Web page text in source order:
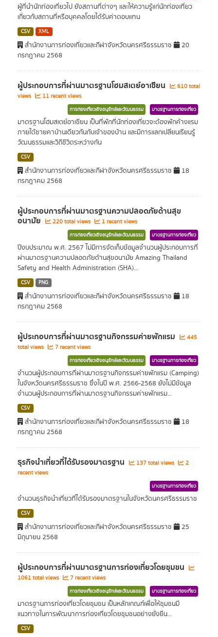
ผู้ที่นำนักท่องเที่ยวไป ยังสถานที่ต่างๆ และให้ความรู้แก่นักท่องเที่ยว
เกี่ยวกับสถานที่หรือบุคคลโดยได้รับค่าตอบแทน
CSV XML
สำนักงานการท่องเที่ยวและกีฬาจังหวัดนครศรีธรรมราช
20
กรกฎาคม 2568
ผู้ประกอบการที่ผ่านมาตรฐานโฮมสเตย์อาเซียน
610 total
views
11 recent views
การท่องเที่ยวเชิงอนุรักษ์และวัฒนธรรม มาตรฐานการท่องเที่ยว
มาตรฐานโฮมสเตย์อาเซียน เป็นที่พักที่นักท่องเที่ยวจะต้องพักค้างแรม
ภายใต้ชายคาบ้านเดียวกันกับเจ้าของบ้าน และมีการแลกเปลี่ยนเรียนรู้
วัฒนธรรมและวิถีชีวิตระหว่างกัน
CSV
สำนักงานการท่องเที่ยวและกีฬาจังหวัดนครศรีธรรมราช
18
กรกฎาคม 2568
ผู้ประกอบการที่ผ่านมาตรฐานความปลอดภัยด้านสุข
อนามัย 220 total views 1 recent views
การท่องเที่ยวเชิงอนุรักษ์และวัฒนธรรม มาตรฐานการท่องเที่ยว
ปีงบประมาณ พ.ศ. 2567 ไม่มีการจัดเก็บข้อมูลจำนวนผู้ประกอบการที่
ผ่านมาตรฐานความปลอดภัยด้านสุขอนามัย Amazing Thailand
Safety and Health Administration (SHA)...
CSV PNG
สำนักงานการท่องเที่ยวและกีฬาจังหวัดนครศรีธรรมราช
18
กรกฎาคม 2568
ผู้ประกอบการที่ผ่านมาตรฐานกิจกรรมค่ายพักแรม
445
total views
7 recent views
การท่องเที่ยวเชิงอนุรักษ์และวัฒนธรรม มาตรฐานการท่องเที่ยว
จำนวนผู้ประกอบการที่ผ่านมาตรฐานกิจกรรมค่ายพักแรม (Camping)
ในจังหวัดนครศรีธรรมราช ซึ่งในปี พ.ศ. 2566-2568 ยังไม่มีข้อมูล
จำนวนผู้ประกอบการที่ผ่านมาตรฐานกิจกรรมค่ายพักแรม...
CSV
สำนักงานการท่องเที่ยวและกีฬาจังหวัดนครศรีธรรมราช
18
กรกฎาคม 2568
ธุรกิจนำเที่ยวที่ได้รับรองมาตรฐาน 137 total views
2
recent views
มาตรฐานการท่องเที่ยว
จำนวนธุรกิจนำเที่ยวที่ได้รับรองมาตรฐานในจังหวัดนครศรีธรรมราช
CSV
สำนักงานการท่องเที่ยวและกีฬาจังหวัดนครศรีธรรมราช
25
มิถุนายน 2568
ผู้ประกอบการที่ผ่านมาตรฐานการท่องเที่ยวโดยชุมชน
1061 total views 7 recent views
การท่องเที่ยวเชิงอนุรักษ์และวัฒนธรรม มาตรฐานการท่องเที่ยว
มาตรฐานการท่องเที่ยวโดยชุมชน เป็นหลักเกณฑ์เพื่อให้ชุมชนมี
แนวทางในการพัฒนาการท่องเที่ยวโดยชุมชนอย่างยั่งยืน...
CSV